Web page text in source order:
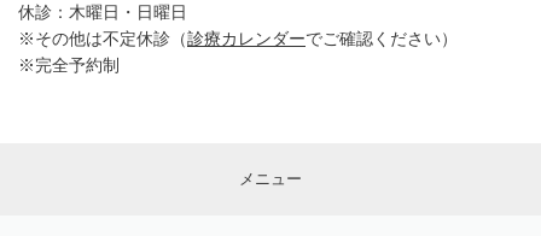
休診：木曜日・日曜日
※その他は不定休診（診療カレンダーでご確認ください）
※完全予約制
メニュー